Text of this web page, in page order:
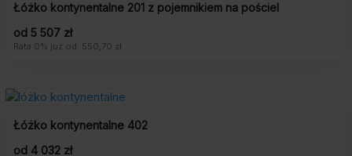
Łóżko kontynentalne 201 z pojemnikiem na pościel
od 5 507 zł
Rata 0% już od: 550,70 zł
Łóżko kontynentalne 402
od 4 032 zł